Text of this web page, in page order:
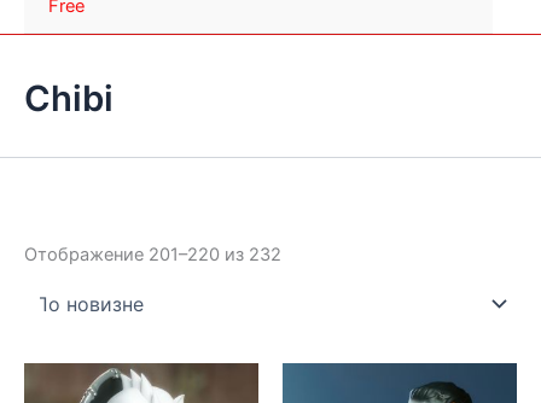
Free
Chibi
Отображение 201–220 из 232